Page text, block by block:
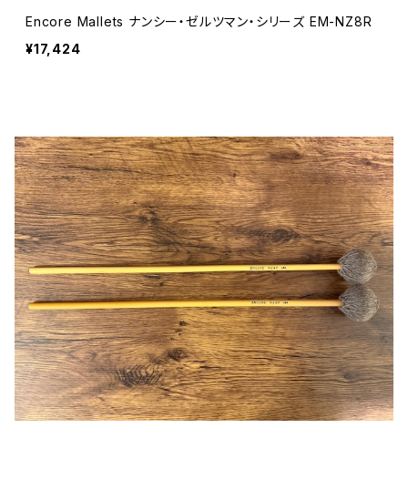
Encore Mallets ナンシー・ゼルツマン・シリーズ EM-NZ8R
¥17,424